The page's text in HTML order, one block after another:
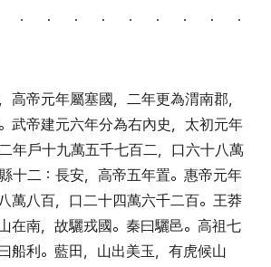
． ． ． ． ． ． ． ． ．
， 高帝元年屬塞國， 二年更為渭南郡，
。 武帝建元六年分為右內史， 太初元年
年戶十九萬五千七百二， 口六十八萬
十二 ： 長安， 高帝五年置。 惠帝元年
萬八百， 口二十四萬六千二百。 王莽
在南， 故驪戎國。 秦曰驪邑。 高祖七
船利。 藍田， 山出美玉， 有虎候山